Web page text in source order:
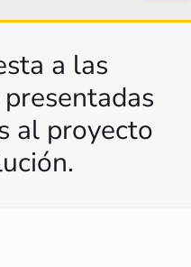
a las
al proyecto